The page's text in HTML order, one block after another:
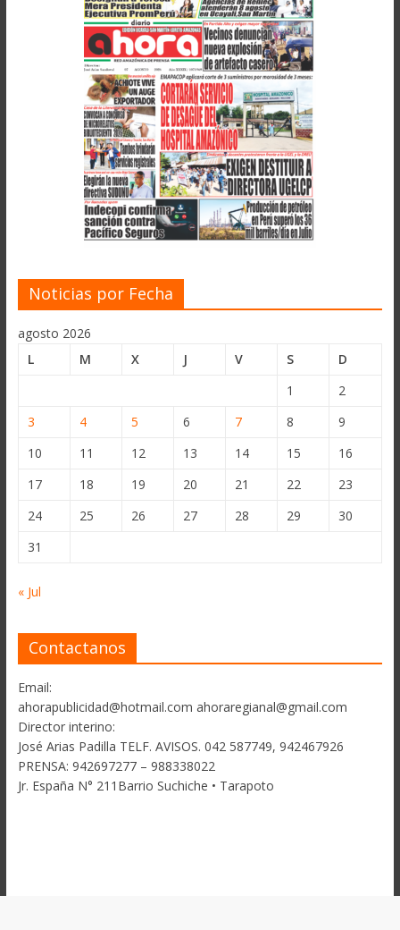
Noticias por Fecha
agosto 2026
L
M X J V S
D
1
2
3
4 5 6 7 8
9
10
11 12 13 14 15
16
17
18 19 20 21 22
23
24
25 26 27 28 29
30
31
« Jul
Contactanos
Email:
ahorapublicidad@hotmail.com ahoraregianal@gmail.com
Director interino:
José Arias Padilla TELF. AVISOS. 042 587749, 942467926
PRENSA: 942697277 – 988338022
Jr. España N° 211Barrio Suchiche • Tarapoto